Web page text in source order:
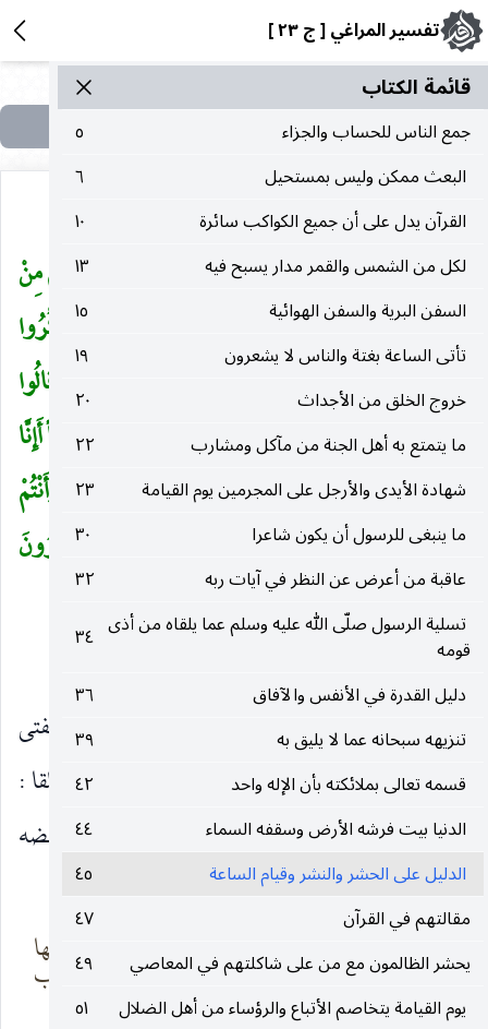
تفسير المراغي [ ج ٢٣ ]
قائمة الکتاب
جمع الناس للحساب والجزاء
٥
البعث ممكن وليس بمستحيل
٦
القرآن يدل على أن جميع الكواكب سائرة
١٠
لكل من الشمس والقمر مدار يسبح فيه
١٣
السفن البرية والسفن الهوائية
١٥
تأتى الساعة بغتة والناس لا يشعرون
١٩
خروج الخلق من الأجداث
٢٠
ما يتمتع به أهل الجنة من مآكل ومشارب
٢٢
شهادة الأيدى والأرجل على المجرمين يوم القيامة
٢٣
ما ينبغى للرسول أن يكون شاعرا
٣٠
عاقبة من أعرض عن النظر في آيات ربه
٣٢
تسلية الرسول صلّى الله عليه وسلم عما يلقاه من أذى
قومه
٣٤
دليل القدرة في الأنفس والآفاق
٣٦
تنزيهه سبحانه عما لا يليق به
٣٩
قسمه تعالى بملائكته بأن الإله واحد
٤٢
الدنيا بيت فرشه الأرض وسقفه السماء
٤٤
الدليل على الحشر والنشر وقيام الساعة
٤٥
مقالتهم في القرآن
٤٧
يحشر الظالمون مع من على شاكلتهم في المعاصي
٤٩
يوم القيامة يتخاصم الأتباع والرؤساء من أهل الضلال
٥١
(فَاسْتَفْتِهِمْ أَهُمْ أَشَدُّ خَلْقاً أَمْ مَنْ خَلَقْنا إِنَّا خَلَقْناهُمْ مِنْ
طِينٍ لازِبٍ (١١) بَلْ عَجِبْتَ وَيَسْخَرُونَ (١٢) وَإِذا ذُكِّرُوا
لا يَذْكُرُونَ (١٣) وَإِذا رَأَوْا آيَةً يَسْتَسْخِرُونَ (١٤) وَقالُوا
إِنْ هذا إِلاَّ سِحْرٌ مُبِينٌ (١٥) أَإِذا مِتْنا وَكُنَّا تُراباً وَعِظاماً أَإِنَّا
لَمَبْعُوثُونَ (١٦) أَوَآباؤُنَا الْأَوَّلُونَ (١٧) قُلْ نَعَمْ وَأَنْتُمْ
داخِرُونَ (١٨) فَإِنَّما هِيَ زَجْرَةٌ واحِدَةٌ فَإِذا هُمْ يَنْظُرُونَ
(١٩)
فاستفهم : أي فاستخبر مشركى مكة من قولهم : استفتى
فلانا إذا استخبره وسأله عن أمر يريد علمه ، أشد خلقا :
أي أصعب خلقا وأشق إيجادا ، لازب : أي ملتصق بعضه
ببعض ، وأنشدوا لعلى بن أبى طالب :
تعلّم فإن الله زادكبسطة وأخلاق خير كلّها
لك لازب